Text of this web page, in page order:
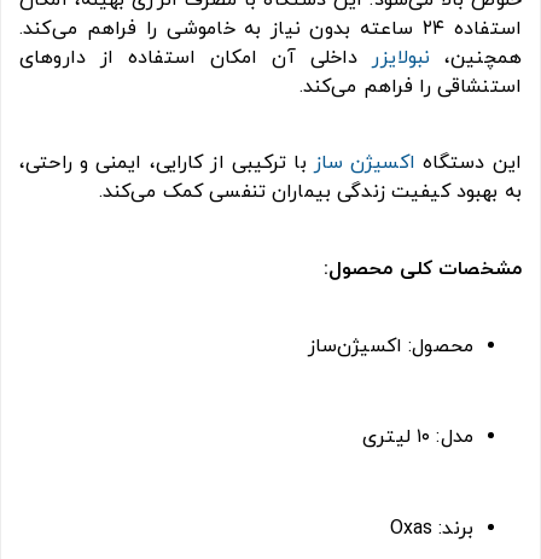
استفاده ۲۴ ساعته بدون نیاز به خاموشی را فراهم می‌کند.
همچنین، نبولایزر
داخلی آن امکان استفاده از داروهای
استنشاقی را فراهم می‌کند.
این دستگاه اکسیژن ساز با ترکیبی از کارایی، ایمنی و راحتی،
به بهبود کیفیت زندگی بیماران تنفسی کمک می‌کند.
مشخصات کلی محصول:
محصول: اکسیژن‌ساز
مدل: ۱۰ لیتری
برند: Oxas